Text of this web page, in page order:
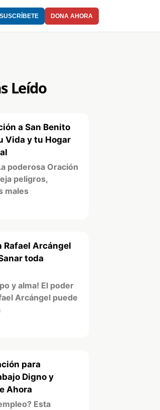
SUSCRÍBETE DONA AHORA
Leído
a San Benito
Vida y tu Hogar
poderosa Oración
peligros,
males
Rafael Arcángel
toda
y alma! El poder
Arcángel puede
para
Digno y
Ahora
Esta